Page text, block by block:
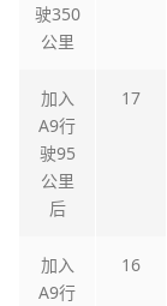
驶350
公里
加入
A9行
驶95
公里
后
17
加入
A9行
16